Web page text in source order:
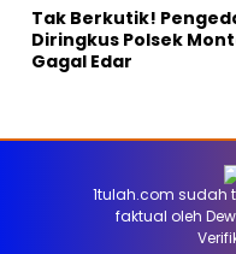
Tak Berkutik!
Diringkus Polsek
Gagal Edar
1tulah.com sudah
faktual oleh